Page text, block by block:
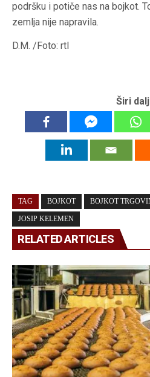
podršku i potiče nas na bojkot.
zemlja nije napravila.
D.M. /Foto: rtl
Širi
TAG BOJKOT BOJKOT
JOSIP KELEMEN
RELATED ARTICLES